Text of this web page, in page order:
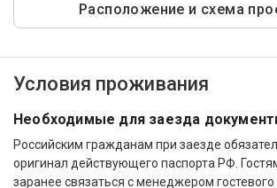
Расположение и схема
Условия проживания
Необходимые для заезда
Российским гражданам при заезде
оригинал действующего паспорта РФ.
заранее связаться с менеджером